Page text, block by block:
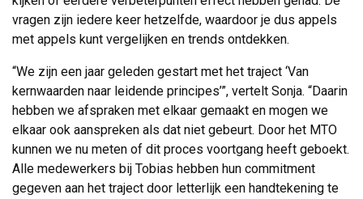
vragen zijn iedere keer hetzelfde, waardoor je dus appels
met appels kunt vergelijken en trends ontdekken.
“We zijn een jaar geleden gestart met het traject ‘Van
kernwaarden naar leidende principes’”, vertelt Sonja. “Daarin
hebben we afspraken met elkaar gemaakt en mogen we
elkaar ook aanspreken als dat niet gebeurt. Door het MTO
kunnen we nu meten of dit proces voortgang heeft geboekt.
Alle medewerkers bij Tobias hebben hun commitment
gegeven aan het traject door letterlijk een handtekening te